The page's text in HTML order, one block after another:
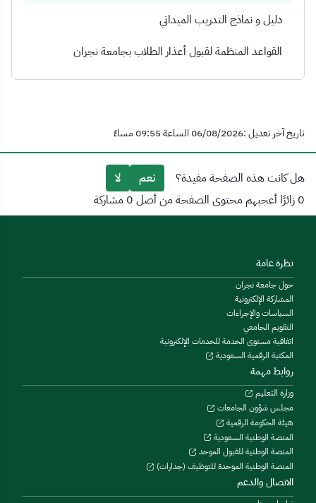
دليل و نماذج التدريب الميداني
القواعد المنظمة لقبول أعذار الطلاب بجامعة نجران
تاريخ آخر تعديل :06/08/2026 الساعة 09:55 مساءً
هل كانت هذه الصفحة مفيدة؟ نعم
لا
0 زائرًا أعجبهم محتوى الصفحة من أصل 0 مشاركة
نظرة عامة
حول جامعة نجران
المشاركة الإلكترونية
السياسات والإجراءات
التقويم الجامعي
اتفاقية مستوى الخدمة للخدمات الإلكترونية
المكتبة الرقمية السعودية
روابط مهمة
وزارة التعليم
مجلس شؤون الجامعات
هيئة الحكومة الرقمية
المنصة الوطنية السعودية
المنصة الوطنية للقبول الموحد
المنصة الوطنية الموحدة للتوظيف (جدارات)
الاتصال والدعم